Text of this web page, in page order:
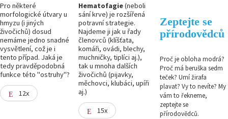
Pro některé
morfologické útvary u
hmyzu (i jiných
živočichů) dosud
nemáme jedno snadné
vysvětlení, což je i
tento případ. Jaká je
tedy pravděpodobná
funkce této "ostruhy"?
12x
Hematofagie(neboli
sání krve) je rozšířená
potravní strategie.
Najdeme ji jak u řady
členovců (klíšťata,
komáři, ovádi, blechy,
muchničky, tiplíci aj.),
tak u mnoha dalších
živočichů (pijavky,
měchovci, klubáci, upíři
aj.)
15x
Zeptejte se
přírodovědců
Proč je obloha modrá?
Proč má beruška sedm
teček? Umí žirafa
plavat? Vy to nevíte? My
vám to řekneme,
zeptejte se
přírodovědců.